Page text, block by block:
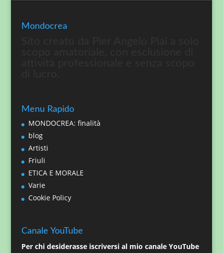
Mondocrea
Menu Rapido
MONDOCREA: finalità
blog
Artisti
Friuli
ETICA E MORALE
Varie
Cookie Policy
Canale YouTube
Per chi desiderasse iscriversi al mio canale YouTube